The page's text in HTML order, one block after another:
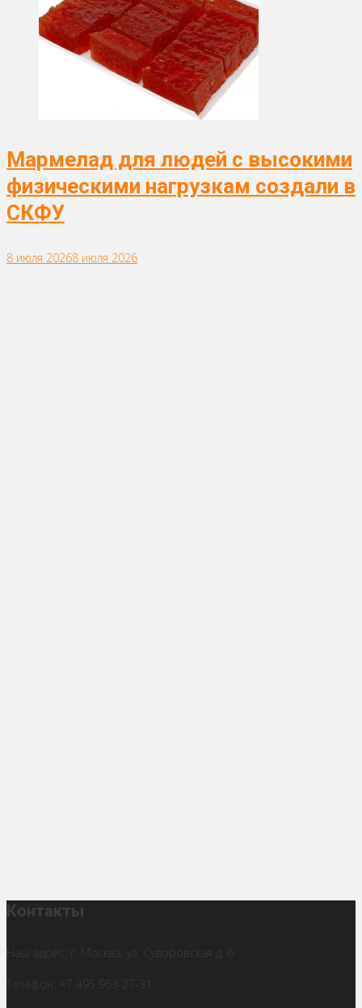
Мармелад для людей с высокими
физическими нагрузкам создали в
СКФУ
8 июля 20268 июля 2026
Контакты
Наш адрес: г. Москва, ул. Суворовская д. 6
Телефон: +7 495 963-27-31